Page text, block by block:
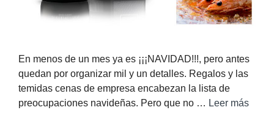
En menos de un mes ya es ¡¡¡NAVIDAD!!!, pero antes
quedan por organizar mil y un detalles. Regalos y las
temidas cenas de empresa encabezan la lista de
preocupaciones navideñas. Pero que no … Leer más